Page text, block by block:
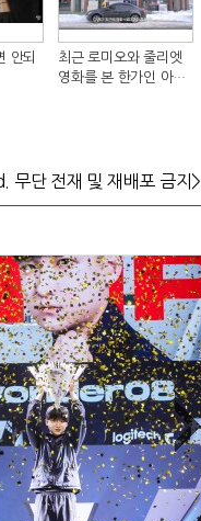
안되
최근 로미오와 줄리엣
영화를 본 한가인 아들
단 전재 및 재배포 금지>